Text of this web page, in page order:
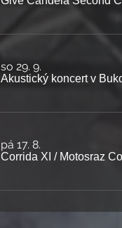
so 29. 9.
Akustický koncert v
pá 17. 8.
Corrida XI / Motosraz